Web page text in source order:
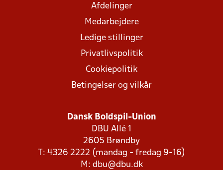
Afdelinger
Medarbejdere
Ledige stillinger
Privatlivspolitik
Cookiepolitik
Betingelser og vilkår
Dansk Boldspil-Union
DBU Allé 1
2605 Brøndby
T: 4326 2222 (mandag - fredag 9-16)
M: dbu@dbu.dk